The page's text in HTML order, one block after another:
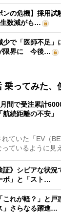
ンの危機】採用
数減がも…
少で「医師不足
限界に 今後…
乗ってみた、
月間で受注累計
航続距離の不安」
ていた「EV（
っているように見
証》シビアな状
ボ」と「スト…
これが軽？」と戸
さらなる躍進…